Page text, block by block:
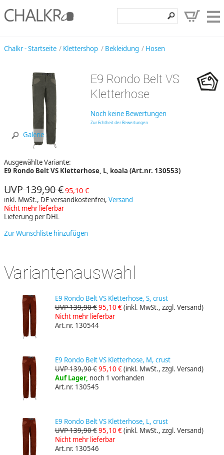
Entdecken
Chalkr - Startseite Klettershop Bekleidung Hosen
Galerie
E9 Rondo Belt VS
Kletterhose
Noch keine Bewertungen
Zur Echtheit der Bewertungen
Ausgewählte Variante:
E9 Rondo Belt VS Kletterhose, L, koala (Art.nr. 130553)
UVP 139,90 €95,10 €
inkl. MwSt., DE versandkostenfrei, Versand
Nicht mehr lieferbar
Lieferung per DHL
Zur Wunschliste hinzufügen
Variantenauswahl
E9 Rondo Belt VS Kletterhose, S, crust
UVP 139,90 €95,10 €(inkl. MwSt., zzgl. Versand)
Nicht mehr lieferbar
Art.nr. 130544
E9 Rondo Belt VS Kletterhose, M, crust
UVP 139,90 €95,10 €(inkl. MwSt., zzgl. Versand)
Auf Lager, noch 1 vorhanden
Art.nr. 130545
E9 Rondo Belt VS Kletterhose, L, crust
UVP 139,90 €95,10 €(inkl. MwSt., zzgl. Versand)
Nicht mehr lieferbar
Art.nr. 130546